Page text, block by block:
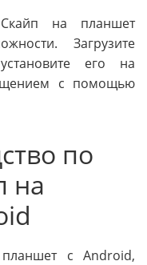
на планшет
Загрузите
его на
с помощью
по
на
с Android,